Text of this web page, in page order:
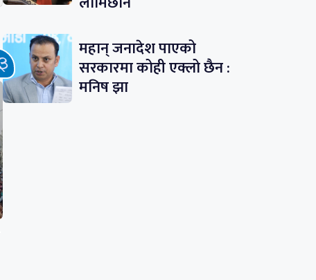
महान् जनादेश पाएको
सरकारमा कोही एक्लो छैन :
मनिष झा